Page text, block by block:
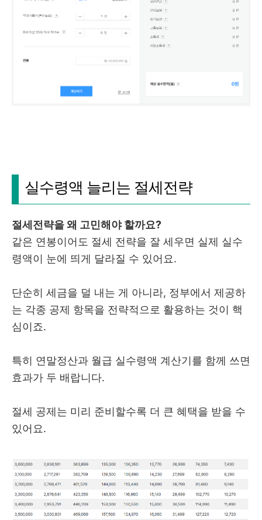
실수령액 늘리는 절세전략
절세전략을 왜 고민해야 할까요?
같은 연봉이어도 절세 전략을 잘 세우면 실제 실수
령액이 눈에 띄게 달라질 수 있어요.
단순히 세금을 덜 내는 게 아니라, 정부에서 제공하
는 각종 공제 항목을 전략적으로 활용하는 것이 핵
심이죠.
특히 연말정산과 월급 실수령액 계산기를 함께 쓰면
효과가 두 배랍니다.
절세 공제는 미리 준비할수록 더 큰 혜택을 받을 수
있어요.